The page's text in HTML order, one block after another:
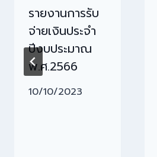
รายงานการรับ
จ่ายเงินประจำ
ปีงบประมาณ
พ.ศ.2566
10/10/2023